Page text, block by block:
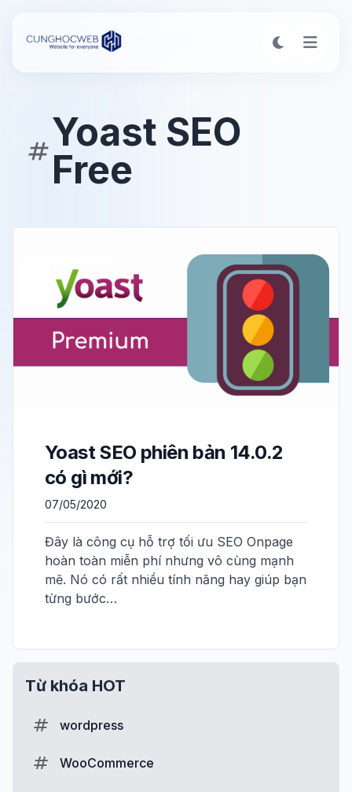
Yoast SEO
Free
Yoast SEO phiên bản 14.0.2
có gì mới?
07/05/2020
Đây là công cụ hỗ trợ tối ưu SEO Onpage
hoàn toàn miễn phí nhưng vô cùng mạnh
mẽ. Nó có rất nhiều tính năng hay giúp bạn
từng bước…
Từ khóa HOT
wordpress
WooCommerce